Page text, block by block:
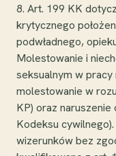
8. Art. 199 KK
krytycznego
podwładnego,
Molestowanie i
seksualnym w
molestowanie w
KP) oraz
Kodeksu
wizerunków bez